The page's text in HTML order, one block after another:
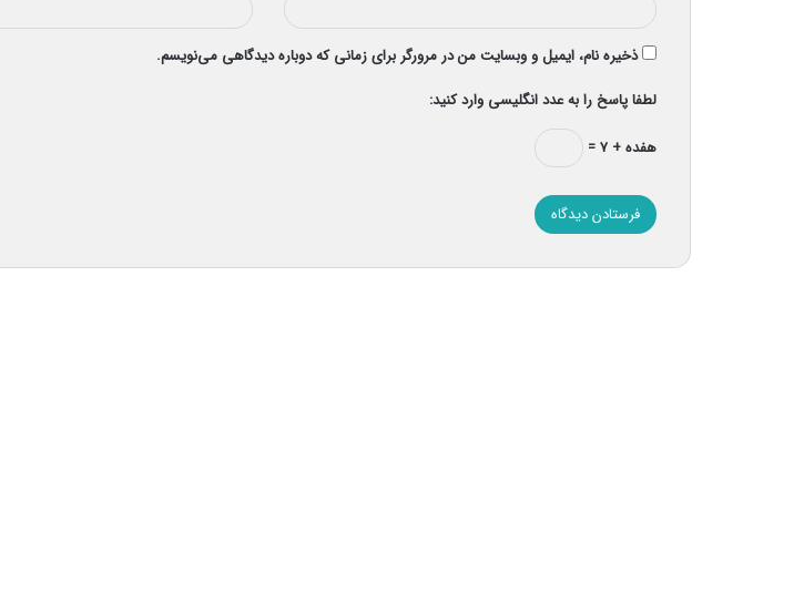
ذخیره نام، ایمیل و وبسایت من در مرورگر برای زمانی که دوباره دیدگاهی می‌نویسم.
لطفا پاسخ را به عدد انگلیسی وارد کنید:
هفده + ۷ =